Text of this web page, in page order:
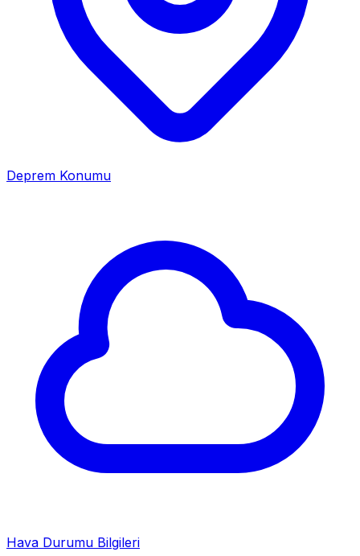
Deprem Konumu
Hava Durumu Bilgileri